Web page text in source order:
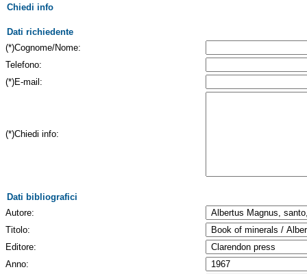
Chiedi info
Dati richiedente
(*)Cognome/Nome:
Telefono:
(*)E-mail:
(*)Chiedi info:
Dati bibliografici
Autore:
Titolo:
Editore:
Anno: